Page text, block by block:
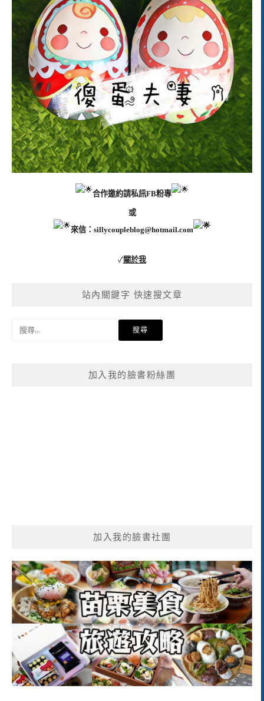
合作邀約請私訊FB粉專
或
來信： sillycoupleblog@hotmail.com
✓關於我
站內關鍵字 快速搜文章
加入我的臉書粉絲團
加入我的臉書社團